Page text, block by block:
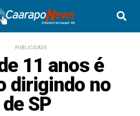
PUBLICIDADE
11 anos é
dirigindo no
SP